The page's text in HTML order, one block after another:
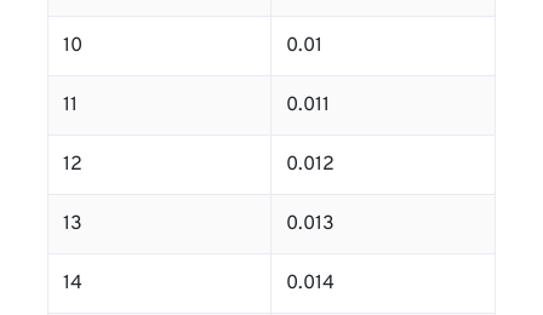
10 0.01
11 0.011
12 0.012
13 0.013
14 0.014